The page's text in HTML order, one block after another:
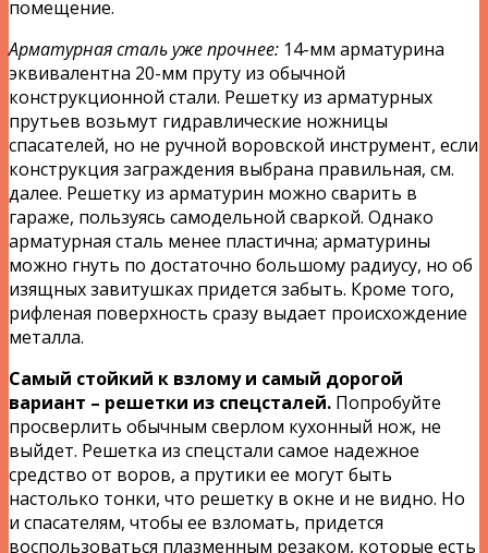
помещение.
Арматурная сталь уже прочнее: 14-мм арматурина
эквивалентна 20-мм пруту из обычной
конструкционной стали. Решетку из арматурных
прутьев возьмут гидравлические ножницы
спасателей, но не ручной воровской инструмент, если
конструкция заграждения выбрана правильная, см.
далее. Решетку из арматурин можно сварить в
гараже, пользуясь самодельной сваркой. Однако
арматурная сталь менее пластична; арматурины
можно гнуть по достаточно большому радиусу, но об
изящных завитушках придется забыть. Кроме того,
рифленая поверхность сразу выдает происхождение
металла.
Самый стойкий к взлому и самый дорогой
вариант – решетки из спецсталей. Попробуйте
просверлить обычным сверлом кухонный нож, не
выйдет. Решетка из спецстали самое надежное
средство от воров, а прутики ее могут быть
настолько тонки, что решетку в окне и не видно. Но
и спасателям, чтобы ее взломать, придется
воспользоваться плазменным резаком, которые есть